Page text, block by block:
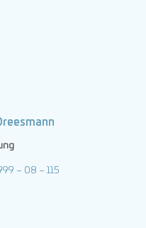
– 08 – 115